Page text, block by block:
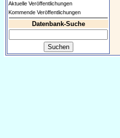
Aktuelle Veröffentlichungen
Kommende Veröffentlichungen
Datenbank-Suche